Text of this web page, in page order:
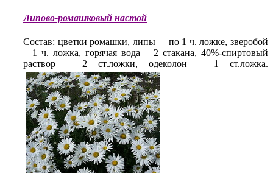
Липово-ромашковый настой
Состав: цветки ромашки, липы – по 1 ч. ложке, зверобой
– 1 ч. ложка, горячая вода – 2 стакана, 40%-спиртовый
раствор – 2 ст.ложки, одеколон – 1 ст.ложка.